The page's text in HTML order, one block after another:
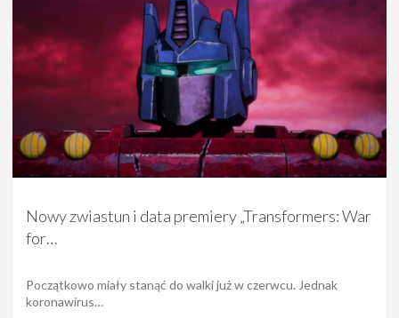
Nowy zwiastun i data premiery „Transformers: War
for…
Początkowo miały stanąć do walki już w czerwcu. Jednak
koronawirus…